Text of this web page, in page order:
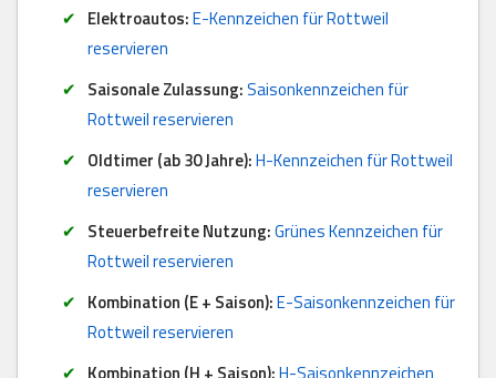
Elektroautos:E-Kennzeichen für Rottweil
reservieren
Saisonale Zulassung:Saisonkennzeichen für
Rottweil reservieren
Oldtimer (ab 30 Jahre):H-Kennzeichen für Rottweil
reservieren
Steuerbefreite Nutzung:Grünes Kennzeichen für
Rottweil reservieren
Kombination (E + Saison):E-Saisonkennzeichen für
Rottweil reservieren
Kombination (H + Saison):H-Saisonkennzeichen